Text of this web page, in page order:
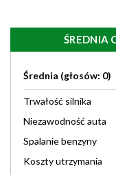
ŚREDNIA
Średnia (głosów: 0)
Trwałość silnika
Niezawodność auta
Spalanie benzyny
Koszty utrzymania